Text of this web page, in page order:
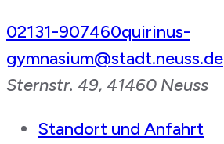
02131-907460quirinus-
gymnasium@stadt.neuss.de
Sternstr. 49, 41460 Neuss
Standort und Anfahrt